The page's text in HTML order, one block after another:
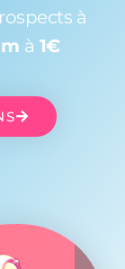
à
à 1€